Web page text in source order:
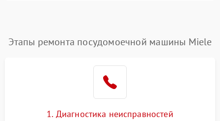
Этапы ремонта посудомоечной машины Miele
1. Диагностика неисправностей